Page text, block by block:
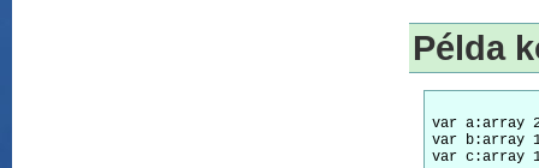
Példa
var
var b:array
var